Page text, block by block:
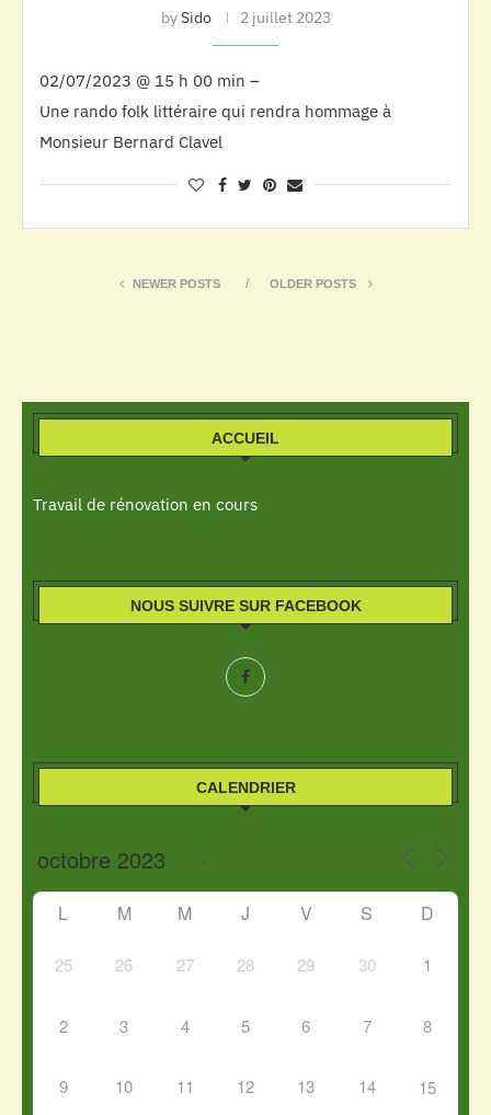
bySido 2 juillet 2023
02/07/2023 @ 15 h 00 min –
Une rando folk littéraire qui rendra hommage à
Monsieur Bernard Clavel
NEWER POSTS OLDER POSTS
ACCUEIL
Travail de rénovation en cours
NOUS SUIVRE SUR FACEBOOK
CALENDRIER
L M M J V S D
25 26 27 28 29 30 1
2 3 4 5 6 7 8
9 10 11 12 13 14 15